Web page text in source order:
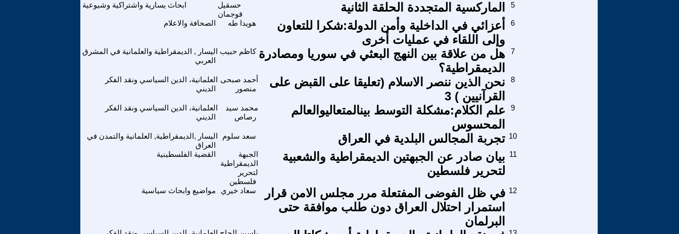
ابحاث يسارية واشتراكية وشيوعية
حسقيل
قوجمان
الماركسية المتجددة الحلقة الثانية 5
الصحافة والاعلام هويدا طه
أعزائي في الداخلية وأمن الدولة:شكرا للتعاون
وإلى اللقاء في عمليات أخرى
6
اليسار , الديمقراطية والعلمانية في المشرق
العربي
كاظم حبيب هل من علاقة بين النهج البعثي في سوريا ومصادرة
الديمقراطية؟
7
العلمانية، الدين السياسي ونقد الفكر
الديني
أحمد صبحى
منصور
نحن الذين ننصر الاسلام (تعليقا على القبض على
القرآنيين ) 3
8
العلمانية، الدين السياسي ونقد الفكر
الديني
محمد سيد
رصاص
علم الكلام:مشكلة التوسط بينالمتعاليوالعالم
المحسوس
9
اليسار ,الديمقراطية, العلمانية والتمدن في
العراق
سعد سلوم تجربة المجالس البلدية في العراق 10
القضية الفلسطينية
الجبهة
الديمقراطية
لتحرير
فلسطين
بيان صادر عن الجبهتين الديمقراطية والشعبية
لتحرير فلسطين
11
مواضيع وابحاث سياسية سعاد خيري
في ظل الفوضى المفتعلة مرر مجلس الامن قرار
استمرار احتلال العراق دون طلب موافقة حتى
البرلمان
12